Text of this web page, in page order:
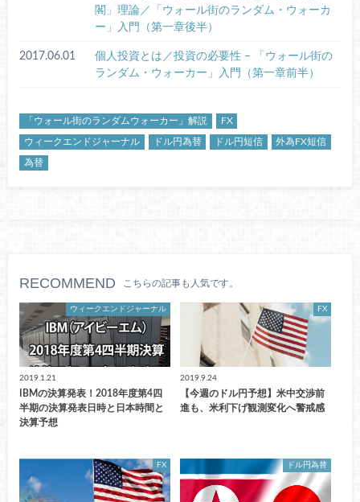
閣」理論／「ウォール街のランダム・ウォーカ
ー」入門（第一章後半）
2017.06.01
個人投資とは／投資の必要性 – 「ウォール街の
ランダム・ウォーカー」入門（第一章前半）
「ウォール街のランダムウォーカー」解説 FX
ウィークエンドジャーナル ドル円為替 ドル円短信 外為FX短信
為替
RECOMMEND こちらの記事も人気です。
ウィークエンドジャーナル
2019.1.21
IBMの決算発表！2018年度第4四
半期の決算発表日時と日本時間と
決算予想
FX
2019.9.24
【今週のドル円予想】米中交渉前
進も、米利下げ観測変化へ警戒感
FX ドル円為替